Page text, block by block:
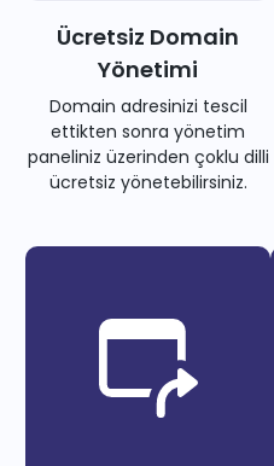
Ücretsiz Domain
Yönetimi
Domain adresinizi tescil
ettikten sonra yönetim
paneliniz üzerinden çoklu dilli
ücretsiz yönetebilirsiniz.